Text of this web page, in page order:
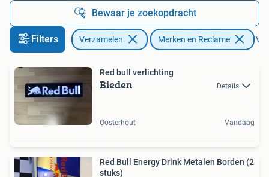
Bewaar je zoekopdracht
Filters Verzamelen Merken en Reclame
Red bull verlichting
Bieden Details
Oosterhout Vandaag
Red Bull Energy Drink Metalen Borden (2
stuks)